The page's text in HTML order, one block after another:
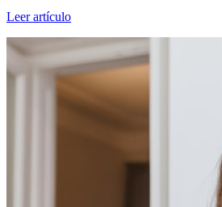
Leer artículo